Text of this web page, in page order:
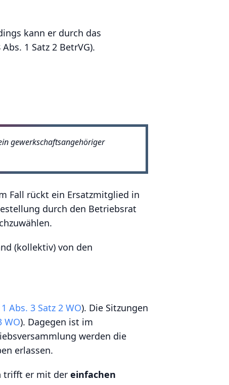
kann er durch das
1 Satz 2 BetrVG).
gewerkschaftsangehöriger
Fall rückt ein Ersatzmitglied in
durch den Betriebsrat
(kollektiv) von den
1 Abs. 3 Satz 2 WO). Die Sitzungen
WO). Dagegen ist im
werden die
erlassen.
trifft er mit der einfachen